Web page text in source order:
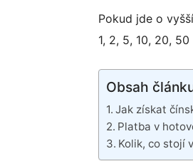
Pokud jde o vyšší
1, 2, 5, 10, 20,
Obsah
Jak získat
Platba v
Kolik, co stojí